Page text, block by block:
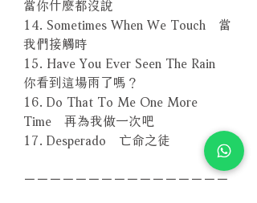
14. Sometimes When We Touch 當
我們接觸時
15. Have You Ever Seen The Rain
你看到這場雨了嗎？
16. Do That To Me One More
Time 再為我做一次吧
17. Desperado 亡命之徒
－－－－－－－－－－－－－－－－